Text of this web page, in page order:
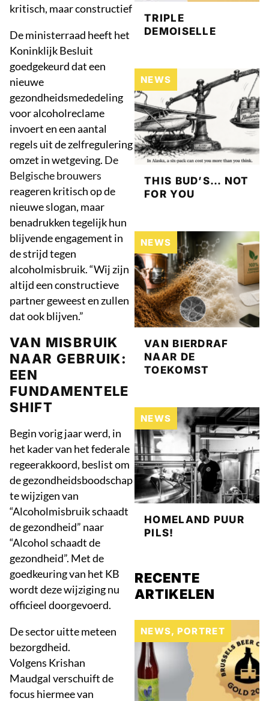
kritisch, maar constructief
De ministerraad heeft het
Koninklijk Besluit
goedgekeurd dat een
nieuwe
gezondheidsmededeling
voor alcoholreclame
invoert en een aantal
regels uit de zelfregulering
omzet in wetgeving. De
Belgische brouwers
reageren kritisch op de
nieuwe slogan, maar
benadrukken tegelijk hun
blijvende engagement in
de strijd tegen
alcoholmisbruik. “Wij zijn
altijd een constructieve
partner geweest en zullen
dat ook blijven.”
VAN MISBRUIK
NAAR GEBRUIK:
EEN
FUNDAMENTELE
SHIFT
Begin vorig jaar werd, in
het kader van het federale
regeerakkoord, beslist om
de gezondheidsboodschap
te wijzigen van
“Alcoholmisbruik schaadt
de gezondheid” naar
“Alcohol schaadt de
gezondheid”. Met de
goedkeuring van het KB
wordt deze wijziging nu
officieel doorgevoerd.
De sector uitte meteen
bezorgdheid.
Volgens Krishan
Maudgal verschuift de
focus hiermee van
TRIPLE
DEMOISELLE
NEWS
THIS BUD’S… NOT
FOR YOU
NEWS
VAN BIERDRAF
NAAR DE
TOEKOMST
NEWS
HOMELAND PUUR
PILS!
RECENTE
ARTIKELEN
NEWS, PORTRET